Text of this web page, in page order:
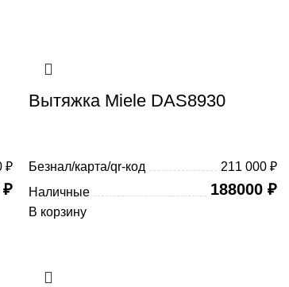
₽
₽
Вытяжка Miele DAS8930
Безнал/карта/qr-код
211 000 ₽
Наличные
188000 ₽
В корзину